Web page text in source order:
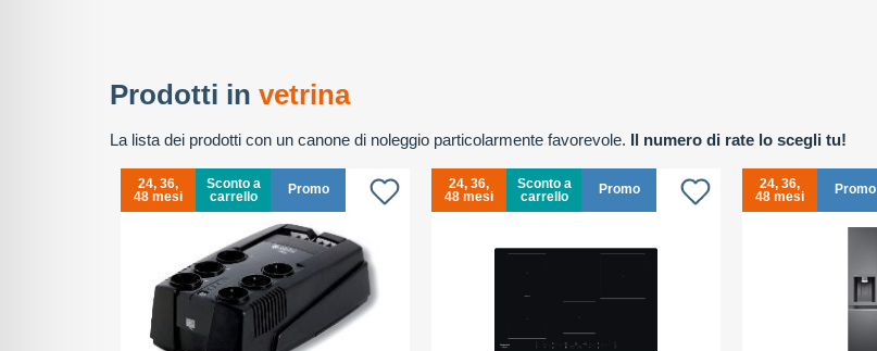
Prodotti in vetrina
La lista dei prodotti con un canone di noleggio particolarmente favorevole. Il numero di rate lo scegli tu!
24, 36,
48 mesi
Sconto a
carrello
Promo
24, 36,
48 mesi
Sconto a
carrello
Promo
24, 36,
48 mesi
Promo